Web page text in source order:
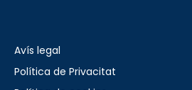
Avís legal
Política de Privacitat